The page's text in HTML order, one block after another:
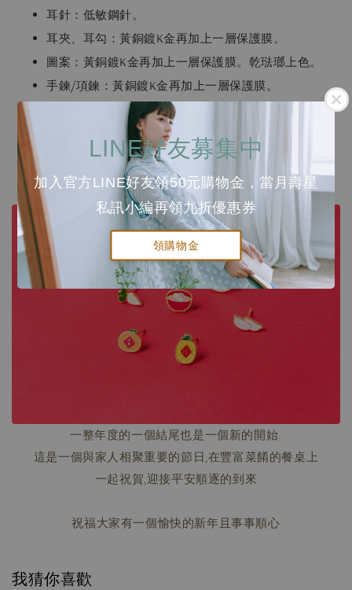
LINE好友募集中
加入官方LINE好友領50元購物金，當月壽星
私訊小編再領九折優惠券
領購物金
一整年度的一個結尾也是一個新的開始.
這是一個與家人相聚重要的節日,在豐富菜餚的餐桌上
一起祝賀,迎接平安順逐的到來
祝福大家有一個愉快的新年且事事順心
耳針：低敏鋼針。
耳夾、耳勾：黃銅鍍K金再加上一層保護膜。
圖案：黃銅鍍K金再加上一層保護膜。乾琺瑯上色。
手鍊/項鍊：黃銅鍍K金再加上一層保護膜。
手鍊/項鍊尺寸
手鍊：13cm + 4.5cm (延長鏈, 可自行調整)
項鍊：38cm + 4.5cm (延長鏈, 可自行調整)
我猜你喜歡